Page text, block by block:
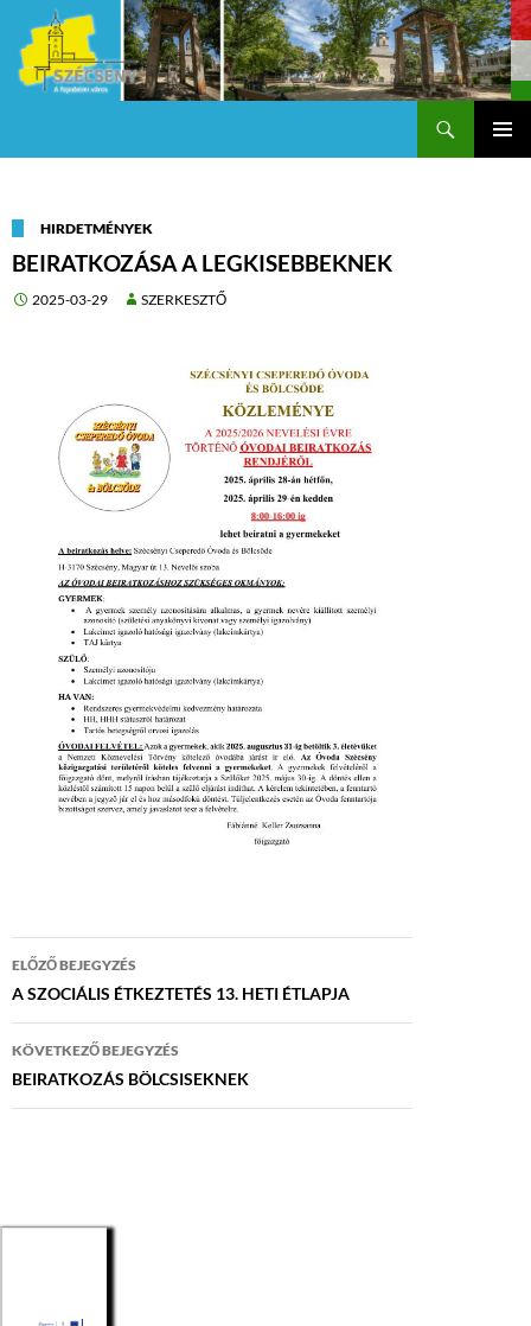
HIRDETMÉNYEK
BEIRATKOZÁSA A LEGKISEBBEKNEK
2025-03-29 SZERKESZTŐ
Bejegyzés
navigáció
ELŐZŐ BEJEGYZÉS
A SZOCIÁLIS ÉTKEZTETÉS 13. HETI ÉTLAPJA
KÖVETKEZŐ BEJEGYZÉS
BEIRATKOZÁS BÖLCSISEKNEK